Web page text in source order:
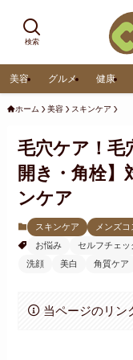
検索
美容 グルメ 健康
ホーム 美容 スキンケア
毛穴ケア！毛
開き・角栓】
ンケア
スキンケア
メンズコ
お悩み
セルフチェッ
洗顔
美白 角質ケア
当ページのリン